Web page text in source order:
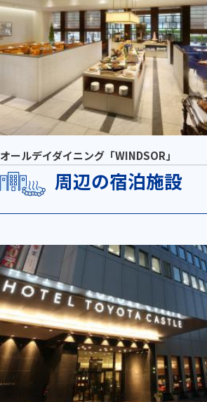
オールデイダイニング「WINDSOR」
周辺の宿泊施設